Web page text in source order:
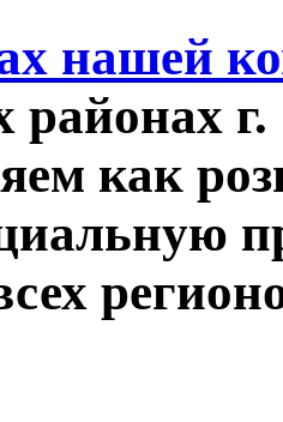
нашей
районах
как